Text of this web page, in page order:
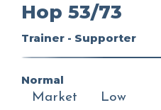
Hop 53/73
Trainer - Supporter
Normal
Market
Low